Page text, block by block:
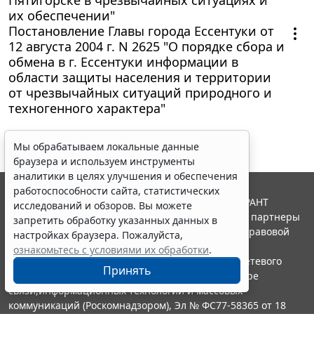
их обеспечении"
Постановление Главы города Ессентуки от
12 августа 2004 г. N 2625 "О порядке сбора и
обмена в г. Ессентуки информации в
области защиты населения и территории
от чрезвычайных ситуаций природного и
техногенного характера"
Мы обрабатываем локальные данные
браузера и используем инструменты
аналитики в целях улучшения и обеспечения
работоспособности сайта, статистических
исследований и обзоров. Вы можете
запретить обработку указанных данных в
настройках браузера. Пожалуйста,
ознакомьтесь с условиями их обработки.
Принять
© ООО "НПП "ГАРАНТ-СЕРВИС", 2026. Система ГАРАНТ
выпускается с 1990 года. Компания "Гарант" и ее партнеры
являются участниками Российской ассоциации правовой
информации ГАРАНТ.
Портал ГАРАНТ.РУ зарегистрирован в качестве сетевого
издания Федеральной службой по надзору в сфере
связи,информационных технологий и массовых
коммуникаций (Роскомнадзором), Эл № ФС77-58365 от 18